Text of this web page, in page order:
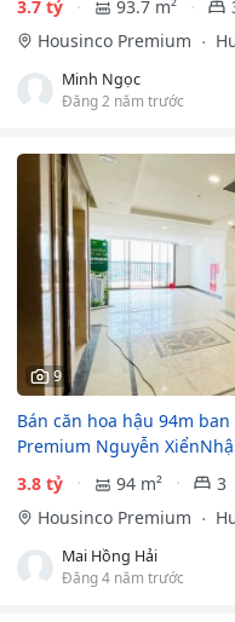
3.7 tỷ 93.7 m²
Housinco Premium
Minh Ngọc
Đăng 2 năm trước
9
Bán căn hoa hậu 94m
Premium Nguyễn
3.8 tỷ
94 m² 3
Housinco Premium
Mai Hồng Hải
Đăng 4 năm trước